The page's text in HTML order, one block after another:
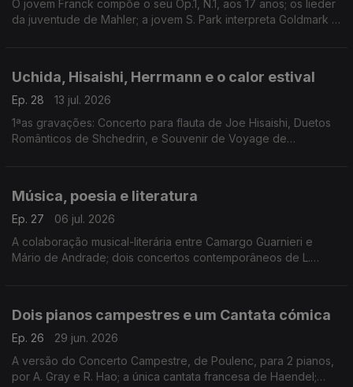
O jovem Franck compõe o seu Op.1, N.1, aos 17 anos; os lieder
da juventude de Mahler; a jovem S. Park interpreta Goldmark e
Uchida, Hisaishi, Herrmann e o calor estival
Ep. 28
13 jul. 2026
1ªas gravações: Concerto para flauta de Joe Hisaishi, Duetos
Românticos de Shchedrin, e Souvenir de Voyage de
Música, poesia e literatura
Ep. 27
06 jul. 2026
A colaboração musical-literária entre Camargo Guarnieri e
Mário de Andrade; dois concertos contemporâneos de L.
Dois pianos campestres e um Cantata cómica
Ep. 26
29 jun. 2026
A versão do Concerto Campestre, de Poulenc, para 2 pianos,
por A. Gray e R. Hao; a única cantata francesa de Haendel;